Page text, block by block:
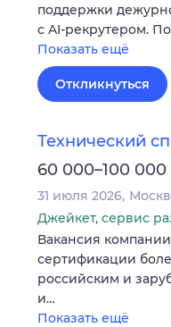
поддержки
с AI-рекрутером.
Показать ещё
Откликнуться
Технический
60 000–100 000
31 июля 2026
Джейкет, сервис
Вакансия
сертификации
российским и
и…
Показать ещё